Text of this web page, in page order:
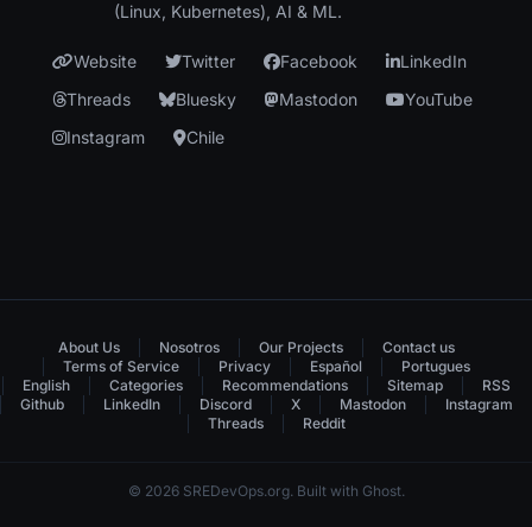
(Linux, Kubernetes), AI & ML.
Website Twitter Facebook
LinkedIn
Threads
Bluesky Mastodon
YouTube
Instagram
Chile
About Us Nosotros Our Projects
Contact us
Terms of Service
Privacy Español
Portugues
English
Categories Recommendations Sitemap
RSS
Github
LinkedIn Discord X Mastodon
Instagram
Threads
Reddit
© 2026 SREDevOps.org. Built with Ghost.